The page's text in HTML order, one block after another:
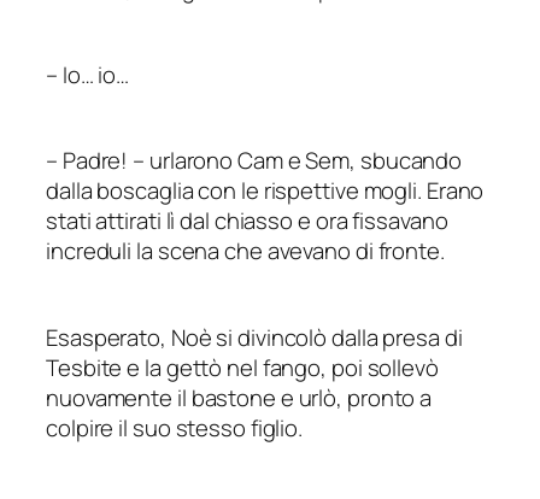
– Io… io…
– Padre! – urlarono Cam e Sem, sbucando
dalla boscaglia con le rispettive mogli. Erano
stati attirati lì dal chiasso e ora fissavano
increduli la scena che avevano di fronte.
Esasperato, Noè si divincolò dalla presa di
Tesbite e la gettò nel fango, poi sollevò
nuovamente il bastone e urlò, pronto a
colpire il suo stesso figlio.